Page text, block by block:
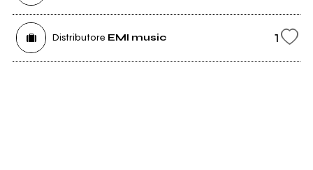
Distributore EMI music 1